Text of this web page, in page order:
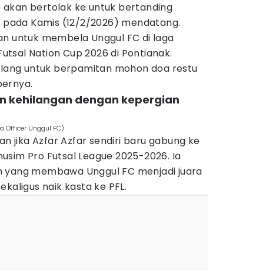
akan bertolak ke untuk bertanding
Kamis (12/2/2026) mendatang.
untuk membela Unggul FC di laga
Nation Cup 2026 di Pontianak.
untuk berpamitan mohon doa restu
kehilangan dengan kepergian
Officer Unggul FC)
jika Azfar Azfar sendiri baru gabung ke
Pro Futsal League 2025-2026. Ia
membawa Unggul FC menjadi juara
naik kasta ke PFL.